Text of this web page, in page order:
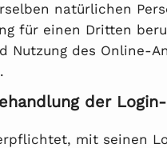
natürlichen
für einen Dritten
Nutzung des Online-
der
mit seinen